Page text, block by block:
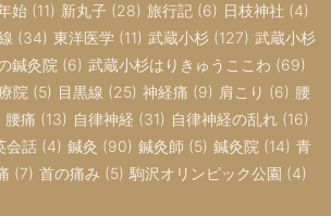
始 (11) 新丸子 (28) 旅行記 (6) 日枝神社 (4)
(34) 東洋医学 (11) 武蔵小杉 (127) 武蔵小杉
鍼灸院 (6) 武蔵小杉はりきゅうここわ (69)
院 (5) 目黒線 (25) 神経痛 (9) 肩こり (6) 腰
腰痛 (13) 自律神経 (31) 自律神経の乱れ (16)
会話 (4) 鍼灸 (90) 鍼灸師 (5) 鍼灸院 (14) 青
(7) 首の痛み (5) 駒沢オリンピック公園 (4)